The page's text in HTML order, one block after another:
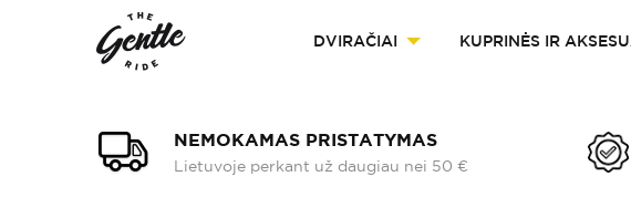
DVIRAČIAI KUPRINĖS IR
NEMOKAMAS PRISTATYMAS
Lietuvoje perkant už daugiau nei 50 €